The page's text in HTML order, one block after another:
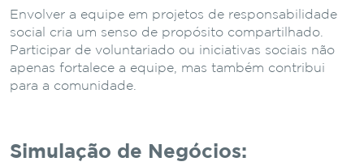
Envolver a equipe em projetos de responsabilidade
social cria um senso de propósito compartilhado.
Participar de voluntariado ou iniciativas sociais não
apenas fortalece a equipe, mas também contribui
para a comunidade.
Simulação de Negócios: